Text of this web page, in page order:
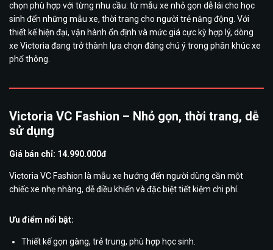
chọn phù hợp với từng nhu cầu: từ mẫu xe nhỏ gọn dễ lái cho học
sinh đến những mẫu xe, thời trang cho người trẻ năng động. Với
thiết kế hiện đại, vận hành ổn định và mức giá cực kỳ hợp lý, dòng
xe Victoria đang trở thành lựa chọn đáng chú ý trong phân khúc xe
phổ thông.
Victoria VC Fashion – Nhỏ gọn, thời trang, dễ
sử dụng
Giá bán chỉ: 14.990.000đ
Victoria VC Fashion là mẫu xe hướng đến người dùng cần một
chiếc xe nhẹ nhàng, dễ điều khiển và đặc biệt tiết kiệm chi phí.
Ưu điểm nổi bật:
Thiết kế gọn gàng, trẻ trung, phù hợp học sinh.